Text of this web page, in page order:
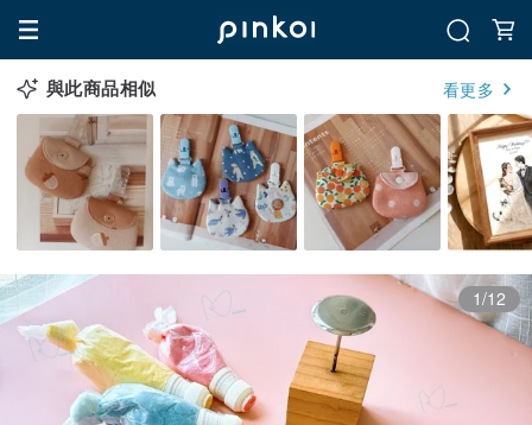
與此商品相似 看更多
1/12